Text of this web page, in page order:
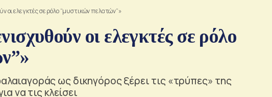
οι ελεγκτές σε ρόλο “μυστικών πελατών”»
οι ελεγκτές σε ρόλο
ως δικηγόρος ξέρει τις «τρύπες» της
να τις κλείσει